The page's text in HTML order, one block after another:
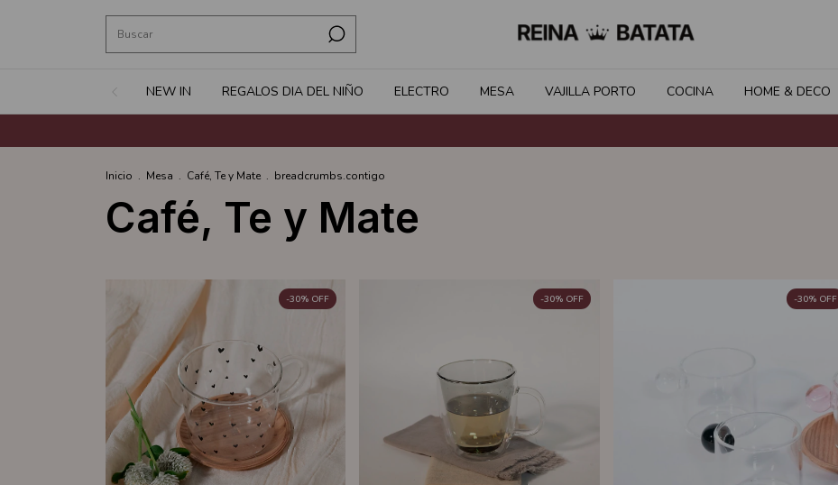
NEW IN REGALOS DIA DEL NIÑO ELECTRO MESA VAJILLA PORTO COCINA HOME & DECO
Inicio . Mesa . Café, Te y Mate . breadcrumbs.contigo
Café, Te y Mate
-30% OFF -30% OFF -30% OFF